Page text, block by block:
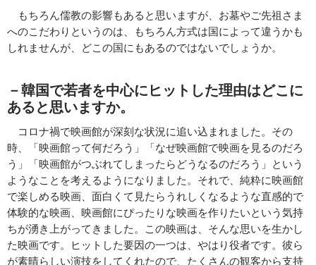
もちろん儒教の影響もあると思いますが、お墓やご先祖さま
へのこだわりというのは、もちろん方式は国によって違うかも
しれませんが、どこの国にもあるのではないでしょうか。
－韓国で若者を中心にヒットした理由はどこに
あると思いますか。
コロナ禍で映画館が深刻な状況に追い込まれました。その
時、「映画館って何だろう」「なぜ映画館で映画を見るのだろ
う」「映画館がつぶれてしまったらどうなるのだろう」という
ようなことを考えるようになりました。それで、純粋に映画館
で楽しめる映画、面白くて見たらうれしくなるような直感的で
体験的な映画、映画館にぴったりな映画を作りたいという気持
ちが湧き上がってきました。この映画は、そんな思いを生かし
た映画です。ヒットした要因の一つは、やはり役者です。彼ら
が素晴らしい演技をしてくれたので、たくさんの観客から支持